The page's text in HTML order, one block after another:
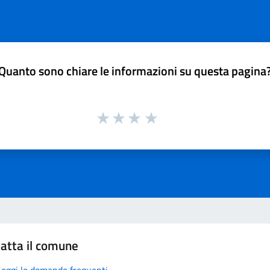
sono chiare le informazioni su questa
il comune